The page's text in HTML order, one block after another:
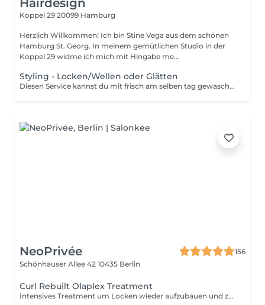
Hairdesign
Koppel 29 20099 Hamburg
Herzlich Willkommen! Ich bin Stine Vega aus dem schönen
Hamburg St. Georg. In meinem gemütlichen Studio in der
Koppel 29 widme ich mich mit Hingabe me...
Styling - Locken/Wellen oder Glätten
Diesen Service kannst du mit frisch am selben tag gewaschenen, trockenen Haaren in Anspruch nehmen. Er beinhaltet KEIN waschen und föhnen. Zwei linke Hände beim Styling, aber du möchtest schöne haltbare Wellen für einen besonderen Anlass- dann ist dieses Styling das Richtige für dich.
NeoPrivée
156
Schönhauser Allee 42 10435 Berlin
Curl Rebuilt Olaplex Treatment
Intensives Treatment um Locken wieder aufzubauen und zu definieren